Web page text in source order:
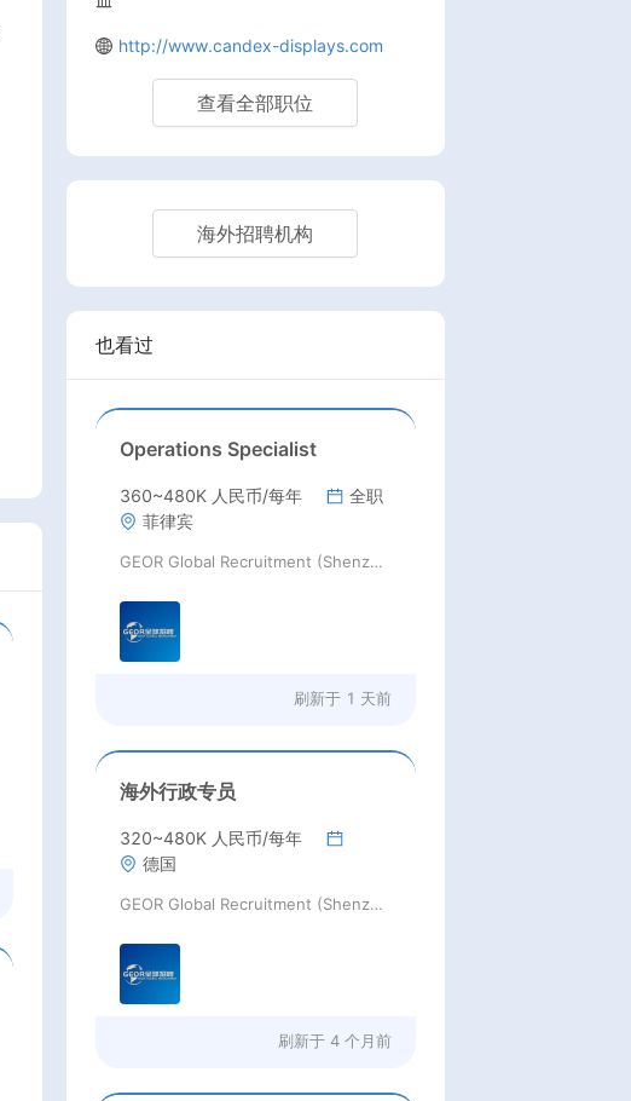
http://www.candex-displays.com
查看全部职位
海外招聘机构
也看过
Operations Specialist
360~480K 人民币/每年
全职
菲律宾
GEOR Global Recruitment (Shenzhen) Ltd.
刷新于 1 天前
海外行政专员
320~480K 人民币/每年
德国
GEOR Global Recruitment (Shenzhen) Ltd.
刷新于 4 个月前